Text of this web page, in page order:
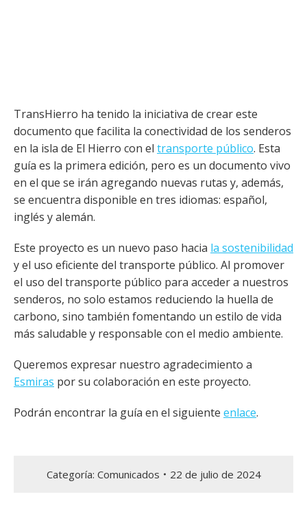
TransHierro ha tenido la iniciativa de crear este
documento que facilita la conectividad de los senderos
en la isla de El Hierro con el transporte público. Esta
guía es la primera edición, pero es un documento vivo
en el que se irán agregando nuevas rutas y, además,
se encuentra disponible en tres idiomas: español,
inglés y alemán.
Este proyecto es un nuevo paso hacia la sostenibilidad
y el uso eficiente del transporte público. Al promover
el uso del transporte público para acceder a nuestros
senderos, no solo estamos reduciendo la huella de
carbono, sino también fomentando un estilo de vida
más saludable y responsable con el medio ambiente.
Queremos expresar nuestro agradecimiento a
Esmiras por su colaboración en este proyecto.
Podrán encontrar la guía en el siguiente enlace.
Categoría: Comunicados 22 de julio de 2024